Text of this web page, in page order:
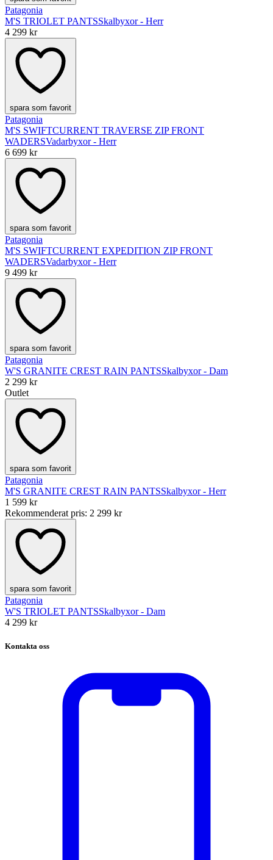
Patagonia
M'S TRIOLET PANTSSkalbyxor - Herr
4 299 kr
spara som favorit
Patagonia
M'S SWIFTCURRENT TRAVERSE ZIP FRONT
WADERSVadarbyxor - Herr
6 699 kr
spara som favorit
Patagonia
M'S SWIFTCURRENT EXPEDITION ZIP FRONT
WADERSVadarbyxor - Herr
9 499 kr
spara som favorit
Patagonia
W'S GRANITE CREST RAIN PANTSSkalbyxor - Dam
2 299 kr
Outlet
spara som favorit
Patagonia
M'S GRANITE CREST RAIN PANTSSkalbyxor - Herr
1 599 kr
Rekommenderat pris: 2 299 kr
spara som favorit
Patagonia
W'S TRIOLET PANTSSkalbyxor - Dam
4 299 kr
Kontakta oss